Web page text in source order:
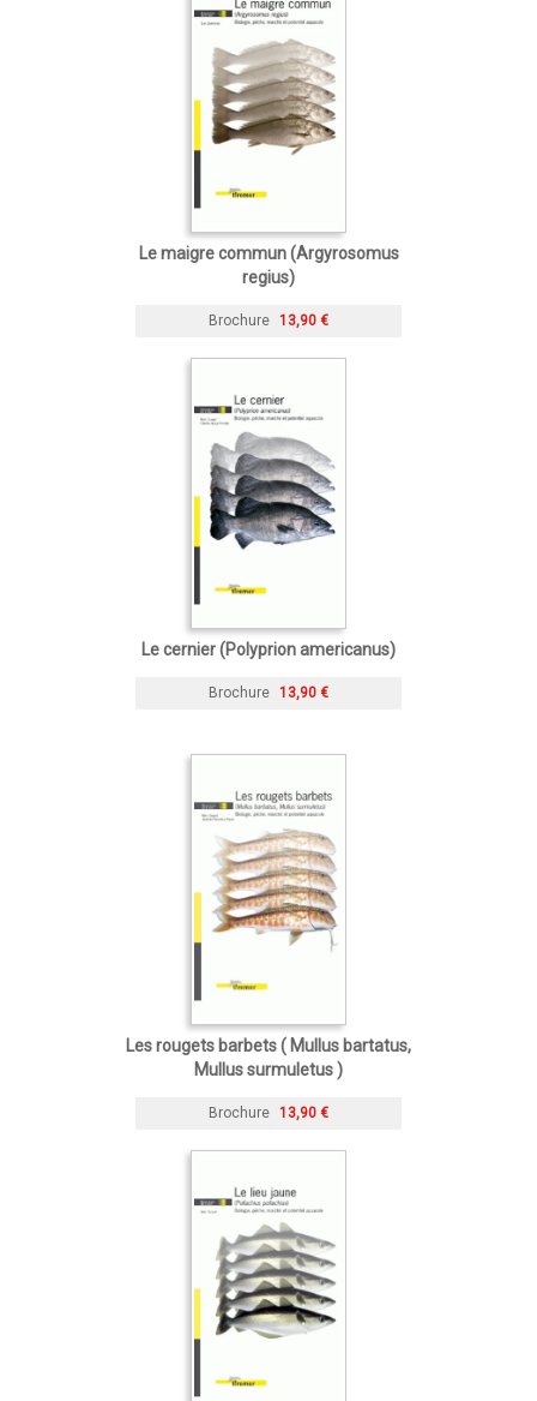
Le maigre commun (Argyrosomus
regius)
Brochure 13,90 €
Le cernier (Polyprion americanus)
Brochure 13,90 €
Les rougets barbets ( Mullus bartatus,
Mullus surmuletus )
Brochure 13,90 €